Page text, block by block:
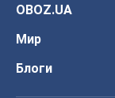
OBOZ.UA
Мир
Блоги